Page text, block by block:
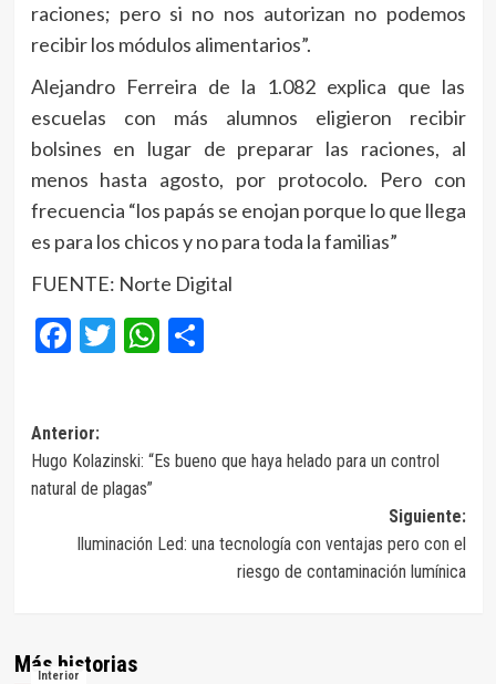
raciones; pero si no nos autorizan no podemos
recibir los módulos alimentarios”.
Alejandro Ferreira de la 1.082 explica que las
escuelas con más alumnos eligieron recibir
bolsines en lugar de preparar las raciones, al
menos hasta agosto, por protocolo. Pero con
frecuencia “los papás se enojan porque lo que llega
es para los chicos y no para toda la familias”
FUENTE: Norte Digital
Facebook
Twitter
WhatsApp
Compartir
Navegación
de
entradas
Anterior:
Hugo Kolazinski: “Es bueno que haya helado para un control
natural de plagas”
Siguiente:
Iluminación Led: una tecnología con ventajas pero con el
riesgo de contaminación lumínica
Más historias
Interior